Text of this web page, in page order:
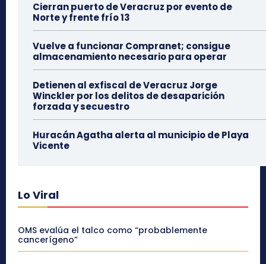
Cierran puerto de Veracruz por evento de
Norte y frente frío 13
Vuelve a funcionar Compranet; consigue
almacenamiento necesario para operar
Detienen al exfiscal de Veracruz Jorge
Winckler por los delitos de desaparición
forzada y secuestro
Huracán Agatha alerta al municipio de Playa
Vicente
Lo Viral
OMS evalúa el talco como “probablemente
cancerígeno”